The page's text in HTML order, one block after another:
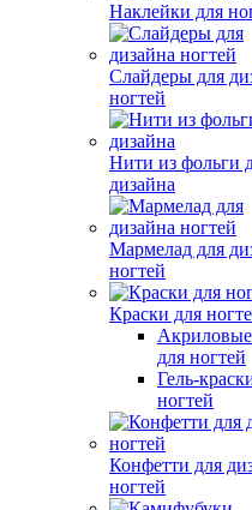
Наклейки для
Слайдеры для
ногтей
Нити из фольги
дизайна
Мармелад для
ногтей
Краски для
для ногтей
Гель-
ногтей
Конфетти для
ногтей